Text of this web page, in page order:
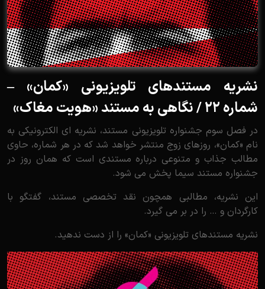
نشریه مستندهای تلویزیونی «کمان» –
شماره 22 / نگاهی به مستند «هویت مغاک»
در فصل سوم جشنواره تلویزیونی مستند، نشریه ای الکترونیکی به
نام «کمان»، روزهای زوج منتشر خواهد شد که در هر شماره، حاوی
مطالب جذاب و متنوعی درباره مستندی است که همان روز در
جشنواره مستند سیما پخش می شود.
این نشریه، مطالبی همچون نقد تخصصی مستند، گفتگو با
کارگردان و … را در بر می گیرد.
نشریه مستندهای تلویزیونی «کمان» را از دست ندهید.